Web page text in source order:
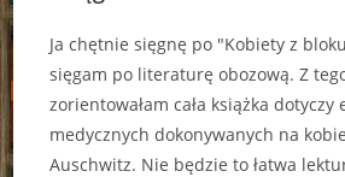
Ja chętnie sięgnę po "Kobiety z
sięgam po literaturę obozową. Z
zorientowałam cała książka
medycznych dokonywanych na
Auschwitz. Nie będzie to łatwa